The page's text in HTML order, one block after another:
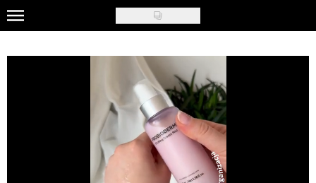
Skip
to
main